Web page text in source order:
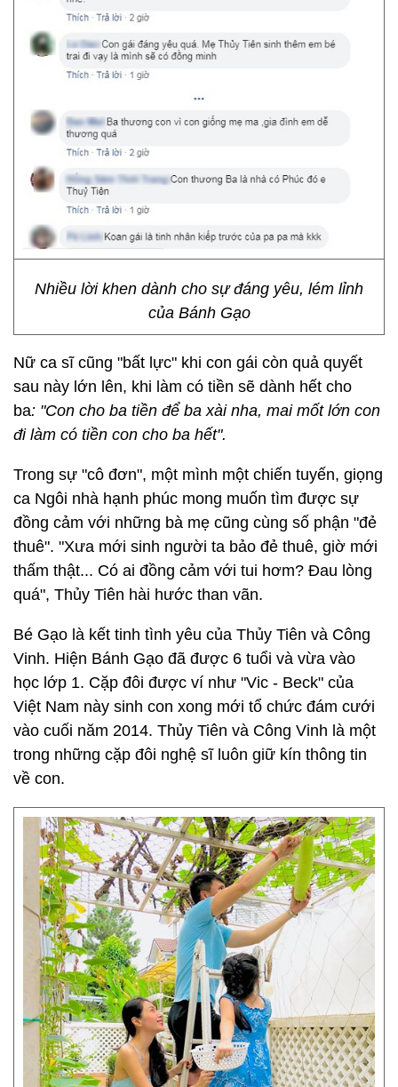
Nhiều lời khen dành cho sự đáng yêu, lém lỉnh
của Bánh Gạo
Nữ ca sĩ cũng "bất lực" khi con gái còn quả quyết
sau này lớn lên, khi làm có tiền sẽ dành hết cho
ba: "Con cho ba tiền để ba xài nha, mai mốt lớn con
đi làm có tiền con cho ba hết".
Trong sự "cô đơn", một mình một chiến tuyến, giọng
ca Ngôi nhà hạnh phúc mong muốn tìm được sự
đồng cảm với những bà mẹ cũng cùng số phận "đẻ
thuê". "Xưa mới sinh người ta bảo đẻ thuê, giờ mới
thấm thật... Có ai đồng cảm với tui hơm? Đau lòng
quá", Thủy Tiên hài hước than vãn.
Bé Gạo là kết tinh tình yêu của Thủy Tiên và Công
Vinh. Hiện Bánh Gạo đã được 6 tuổi và vừa vào
học lớp 1. Cặp đôi được ví như "Vic - Beck" của
Việt Nam này sinh con xong mới tổ chức đám cưới
vào cuối năm 2014. Thủy Tiên và Công Vinh là một
trong những cặp đôi nghệ sĩ luôn giữ kín thông tin
về con.